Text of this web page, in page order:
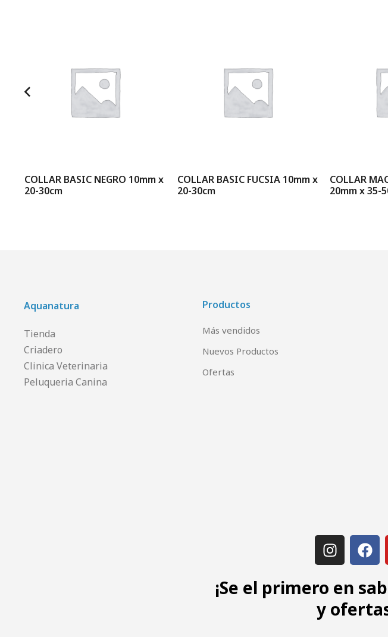
COLLAR BASIC NEGRO 10mm x
20-30cm
COLLAR BASIC FUCSIA 10mm x
20-30cm
COLLAR
20mm x 35-
Aquanatura
Tienda
Criadero
Clinica Veterinaria
Peluqueria Canina
Productos
Más vendidos
Nuevos Productos
Ofertas
¡Se el primero en
y